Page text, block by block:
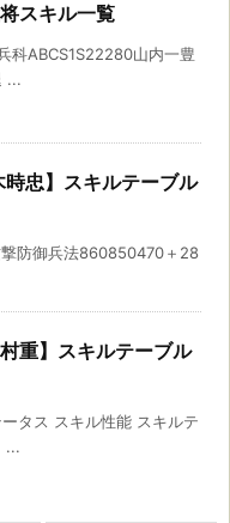
スキル一覧
科ABCS1S22280山内一豊
...
忠】スキルテーブル
防御兵法860850470＋28
重】スキルテーブル
タス スキル性能 スキルテ
...